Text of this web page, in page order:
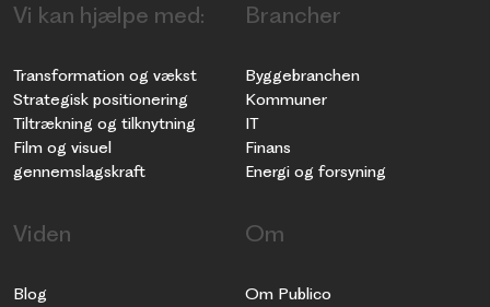
Vi kan hjælpe med:
Transformation og vækst
Strategisk positionering
Tiltrækning og tilknytning
Film og visuel
gennemslagskraft
Brancher
Byggebranchen
Kommuner
IT
Finans
Energi og forsyning
Viden
Blog
Om
Om Publico